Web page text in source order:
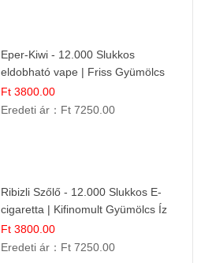
Eper-Kiwi - 12.000 Slukkos
eldobható vape | Friss Gyümölcs
Kombináció
Ft 3800.00
Eredeti ár： Ft 7250.00
Ribizli Szőlő - 12.000 Slukkos E-
cigaretta | Kifinomult Gyümölcs Íz
Ft 3800.00
Eredeti ár： Ft 7250.00